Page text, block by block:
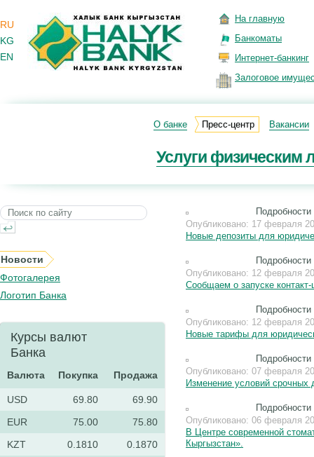
RU
KG
EN
На главную
Банкоматы
Интернет-банкинг
Залоговое
О банке Пресс-центр Вакансии
Услуги физическим
Подробности
Опубликовано: 17 февраля
Новые депозиты для
Подробности
Опубликовано: 12 февраля
Сообщаем о запуске контакт-
Подробности
Опубликовано: 12 февраля
Новые тарифы для
Подробности
Опубликовано: 07 февраля
Изменение условий срочных
Подробности
Опубликовано: 06 февраля
В Центре современной
Кыргызстан».
Новости
Фотогалерея
Логотип Банка
Курсы валют
Банка
Валюта Покупка Продажа
USD 69.80
69.90
EUR
75.00
75.80
KZT
0.1810
0.1870